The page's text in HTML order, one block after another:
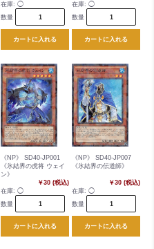
在庫: ◯
数量
カートに入れる
在庫: ◯
数量
カートに入れる
《NP》 SD40-JP001
《氷結界の虎将 ウェイ
ン》
￥30 (税込)
在庫: ◯
数量
カートに入れる
《NP》 SD40-JP007
《氷結界の伝道師》
￥30 (税込)
在庫: ◯
数量
カートに入れる